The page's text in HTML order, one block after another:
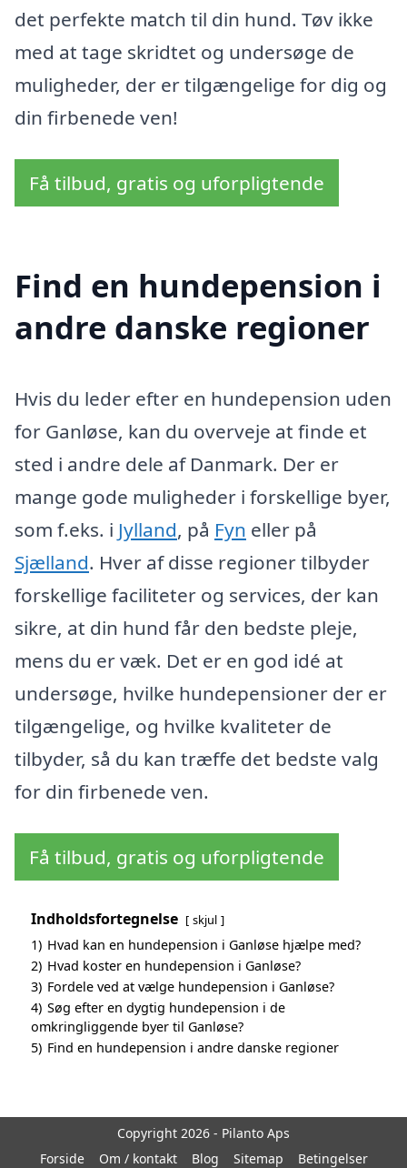
det perfekte match til din hund. Tøv ikke
med at tage skridtet og undersøge de
muligheder, der er tilgængelige for dig og
din firbenede ven!
Få tilbud, gratis og uforpligtende
Find en hundepension i
andre danske regioner
Hvis du leder efter en hundepension uden
for Ganløse, kan du overveje at finde et
sted i andre dele af Danmark. Der er
mange gode muligheder i forskellige byer,
som f.eks. i Jylland, på Fyn eller på
Sjælland. Hver af disse regioner tilbyder
forskellige faciliteter og services, der kan
sikre, at din hund får den bedste pleje,
mens du er væk. Det er en god idé at
undersøge, hvilke hundepensioner der er
tilgængelige, og hvilke kvaliteter de
tilbyder, så du kan træffe det bedste valg
for din firbenede ven.
Få tilbud, gratis og uforpligtende
Indholdsfortegnelse skjul
1) Hvad kan en hundepension i Ganløse hjælpe med?
2) Hvad koster en hundepension i Ganløse?
3) Fordele ved at vælge hundepension i Ganløse?
4) Søg efter en dygtig hundepension i de
omkringliggende byer til Ganløse?
5) Find en hundepension i andre danske regioner
Copyright 2026 - Pilanto Aps
Forside
Om / kontakt Blog Sitemap Betingelser